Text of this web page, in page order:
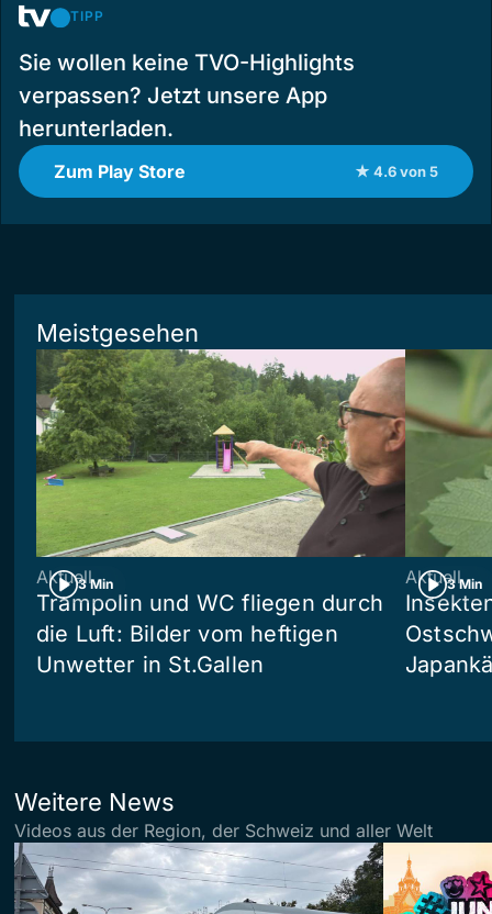
TIPP
Sie wollen keine TVO-Highlights
verpassen? Jetzt unsere App
herunterladen.
Zum Play Store ★ 4.6 von 5
Meistgesehen
3 Min
Aktuell
Trampolin und WC fliegen durch
die Luft: Bilder vom heftigen
Unwetter in St.Gallen
3 Min
Aktuell
Weitere News
Videos aus der Region, der Schweiz und aller Welt